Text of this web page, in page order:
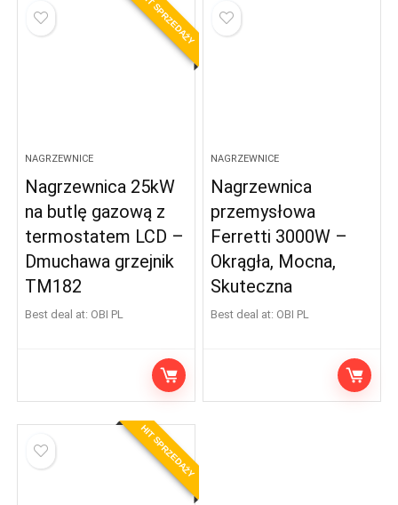
HIT SPRZEDAŻY
NAGRZEWNICE
Nagrzewnica 25kW
na butlę gazową z
termostatem LCD –
Dmuchawa grzejnik
TM182
Best deal at: OBI PL
NAGRZEWNICE
Nagrzewnica
przemysłowa
Ferretti 3000W –
Okrągła, Mocna,
Skuteczna
Best deal at: OBI PL
HIT SPRZEDAŻY